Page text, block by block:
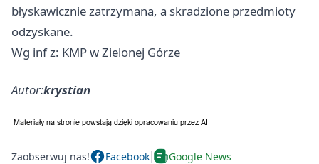
błyskawicznie zatrzymana, a skradzione przedmioty
odzyskane.
Wg inf z: KMP w Zielonej Górze
Autor:krystian
Zaobserwuj nas! Facebook Google News